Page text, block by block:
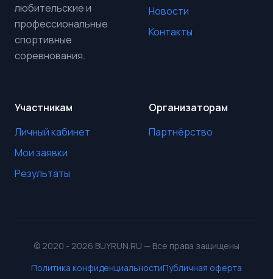
любительские и
профессиональные
спортивные
соревнования.
Новости
Контакты
Участникам
Личный кабинет
Мои заявки
Результаты
Организаторам
Партнёрство
© 2020 - 2026 BUYRUN.RU — Все права защищены
Политика конфиденциальностиПубличная оферта